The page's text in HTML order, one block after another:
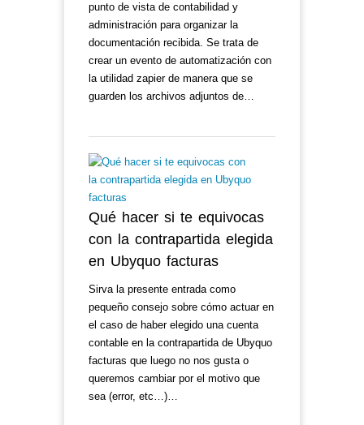
punto de vista de contabilidad y
administración para organizar la
documentación recibida. Se trata de
crear un evento de automatización con
la utilidad zapier de manera que se
guarden los archivos adjuntos de…
Qué hacer si te equivocas
con la contrapartida elegida
en Ubyquo facturas
Sirva la presente entrada como
pequeño consejo sobre cómo actuar en
el caso de haber elegido una cuenta
contable en la contrapartida de Ubyquo
facturas que luego no nos gusta o
queremos cambiar por el motivo que
sea (error, etc…)…